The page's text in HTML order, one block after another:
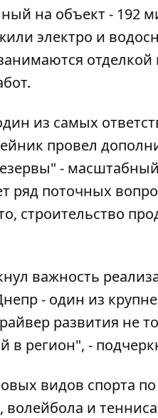
на объект - 192
электро и
из самых
провел
-
ряд поточных
строительство
важность
- один из
развития не
в регион", -
видов спорта
волейбола и